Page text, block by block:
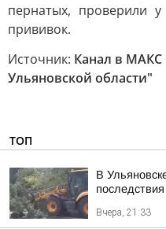
пернатых, проверили
прививок.
Источник: Канал в МАКС
Ульяновской области"
ТОП
В
Вчера, 21:33